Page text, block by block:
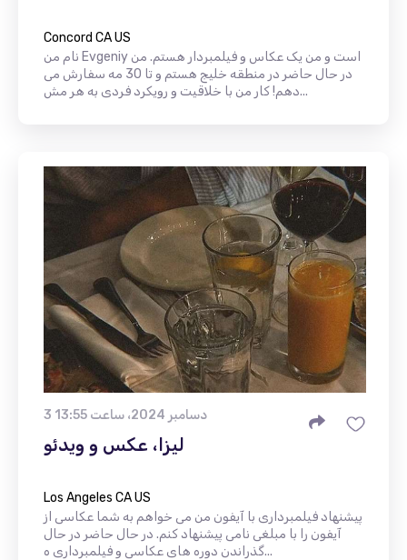
Concord CA US
نام من Evgeniy است و من یک عکاس و فیلمبردار هستم. من
در حال حاضر در منطقه خلیج هستم و تا 30 مه سفارش می
دهم! کار من با خلاقیت و رویکرد فردی به هر مش...
3 دسامبر 2024، ساعت 13:55
لیزا، عکس و ویدئو
Los Angeles CA US
پیشنهاد فیلمبرداری با آیفون من می خواهم به شما عکاسی از
آیفون را با مبلغی نامی پیشنهاد کنم. در حال حاضر در حال
گذراندن دوره های عکاسی و فیلمبرداری ه...